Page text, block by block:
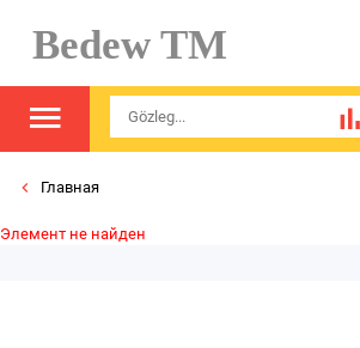
Bedew TM
Главная
Элемент не найден